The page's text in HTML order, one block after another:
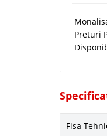
Preturi
Fisa